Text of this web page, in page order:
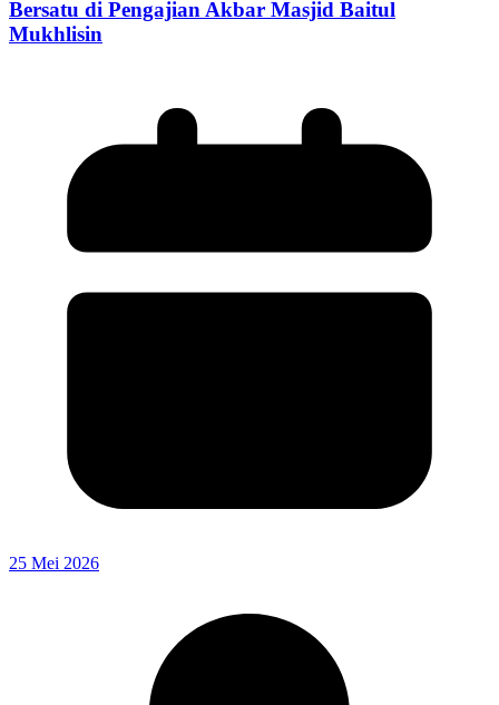
Bersatu di Pengajian Akbar Masjid Baitul
Mukhlisin
25 Mei 2026